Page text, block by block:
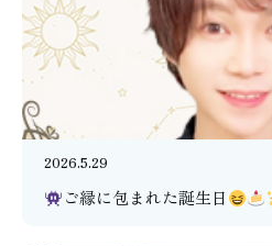
2026.5.29
ご縁に包まれた誕生日